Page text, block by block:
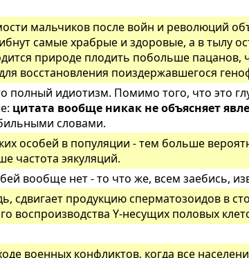
мальчиков после войн и революций
самые храбрые и здоровые, а в тылу
природе плодить побольше
восстановления поиздержавшегося
полный идиотизм. Помимо того, что это
цитата вообще никак не объясняет
словами.
особей в популяции - тем больше
частота эякуляций.
вообще нет - то что же, всем заебись,
сдвигает продукцию сперматозоидов в
воспроизводства Y-несущих половых
военных конфликтов, когда все